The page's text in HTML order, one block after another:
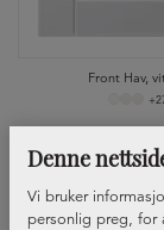
Denne
Vi bruker
personlig preg, for
Front Hav,